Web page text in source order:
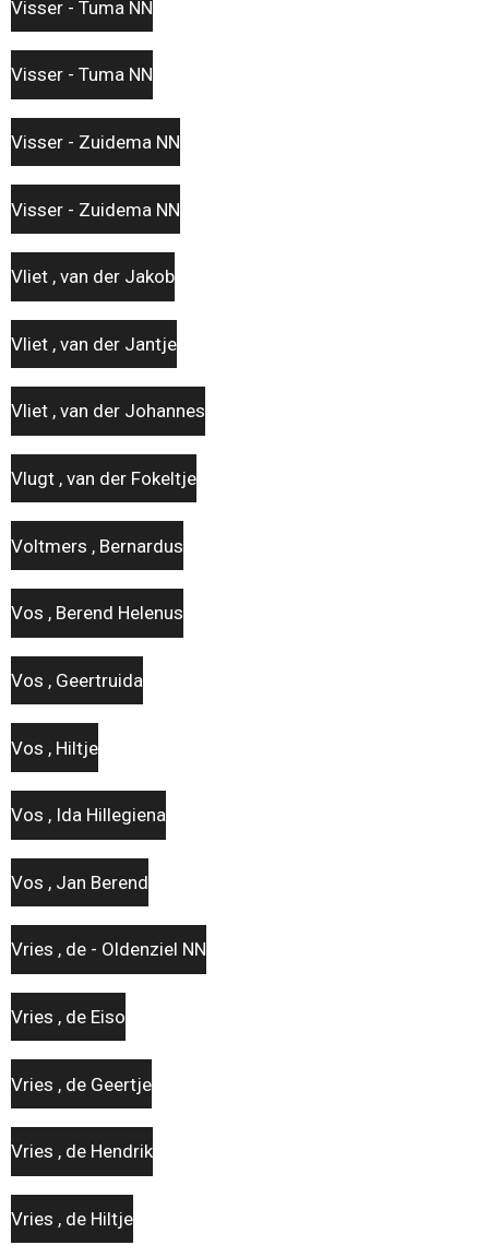
Visser - Tuma NN
Visser - Tuma NN
Visser - Zuidema NN
Visser - Zuidema NN
Vliet , van der Jakob
Vliet , van der Jantje
Vliet , van der Johannes
Vlugt , van der Fokeltje
Voltmers , Bernardus
Vos , Berend Helenus
Vos , Geertruida
Vos , Hiltje
Vos , Ida Hillegiena
Vos , Jan Berend
Vries , de - Oldenziel NN
Vries , de Eiso
Vries , de Geertje
Vries , de Hendrik
Vries , de Hiltje